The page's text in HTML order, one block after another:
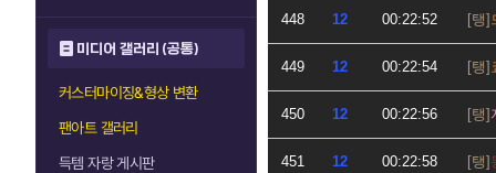
미디어 갤러리 (공통)
커스터마이징&형상 변환
팬아트 갤러리
득템 자랑 게시판
448 12 00:22:52
449 12 00:22:54
450 12 00:22:56
451 12 00:22:58